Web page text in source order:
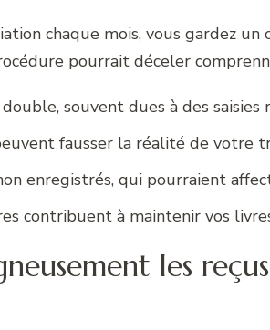
chaque mois, vous gardez
pourrait déceler
souvent dues à des saisies
fausser la réalité de votre
enregistrés, qui pourraient
contribuent à maintenir vos
les